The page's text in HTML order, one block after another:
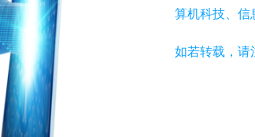
算机科技、信
如若转载，请